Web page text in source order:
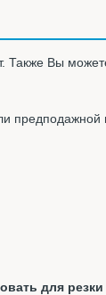
Также Вы
предподажной
для